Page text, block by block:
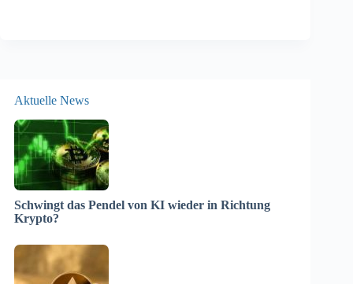
Aktuelle News
Schwingt das Pendel von KI wieder in Richtung
Krypto?